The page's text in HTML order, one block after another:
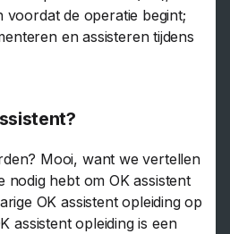
voordat de operatie begint;
en assisteren tijdens
Mooi, want we vertellen
nodig hebt om OK assistent
OK assistent opleiding op
assistent opleiding is een